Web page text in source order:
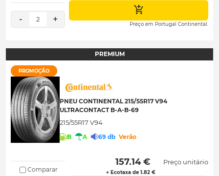
- 2 + Preço em Portugal Continental.
PREMIUM
PROMOÇÃO
PNEU CONTINENTAL 215/55R17 V94
ULTRACONTACT B-A-B-69
215/55R17 V94
B A 69 db Verão
Comparar
157.14 €
+ Ecotaxa de 1.82 €
Preço unitário